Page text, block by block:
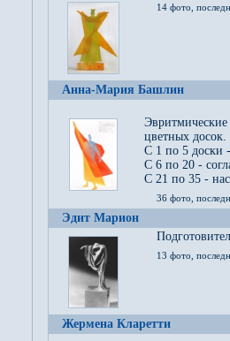
14 фото,
Анна-Мария Башлин
цветных досок.
С 1 по 5 доски
С 6 по 20 -
С 21 по 35 -
36 фото,
Эдит Марион
13 фото,
Жермена Кларетти